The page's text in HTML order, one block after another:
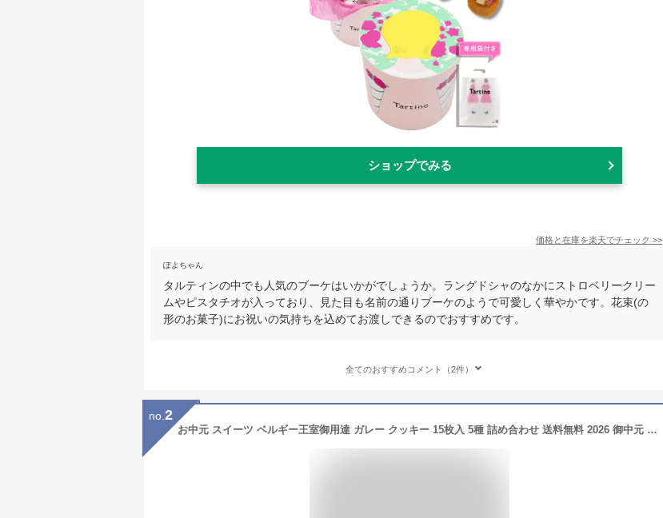
ショップでみる
価格と在庫を楽天でチェック >>
ぽよちゃん
タルティンの中でも人気のブーケはいかがでしょうか。ラングドシャのなかにストロベリークリー
ムやピスタチオが入っており、見た目も名前の通りブーケのようで可愛しく華やかです。花束(の
形のお菓子)にお祝いの気持ちを込めてお渡しできるのでおすすめです。
全てのおすすめコメント（2件）
no. 2
お中元 スイーツ ベルギー王室御用達 ガレー クッキー 15枚入 5種 詰め合わせ 送料無料 2026 御中元 早割 お 中元 ギフト お菓子 チョコレート 有名 人気 おしゃれ 高級 個包装 小分け 法人 会社 職場 退職 祝い 挨拶 内祝い お返し 手土産 常温 日持ち 誕生日 プレゼント